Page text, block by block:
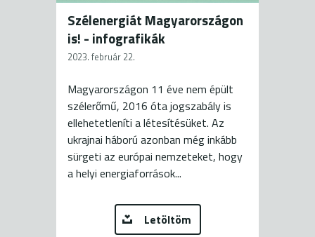
Szélenergiát Magyarországon
is! - infografikák
2023. február 22.
Magyarországon 11 éve nem épült
szélerőmű, 2016 óta jogszabály is
ellehetetleníti a létesítésüket. Az
ukrajnai háború azonban még inkább
sürgeti az európai nemzeteket, hogy
a helyi energiaforrások...
Letöltöm